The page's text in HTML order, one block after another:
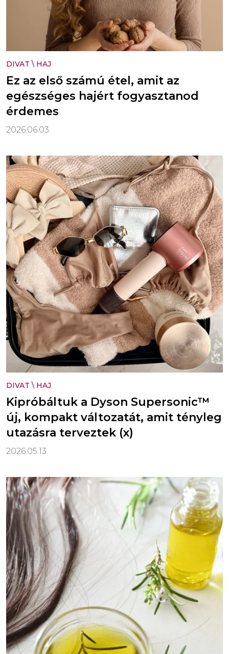
DIVAT \ HAJ
Ez az első számú étel, amit az
egészséges hajért fogyasztanod
érdemes
2026.06.03.
DIVAT \ HAJ
Kipróbáltuk a Dyson Supersonic™
új, kompakt változatát, amit tényleg
utazásra terveztek (x)
2026.05.13.